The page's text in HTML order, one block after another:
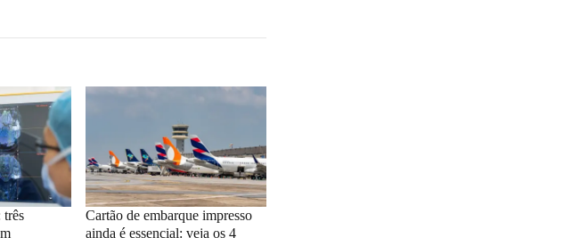
três
Cartão de embarque impresso
ainda é essencial: veja os 4